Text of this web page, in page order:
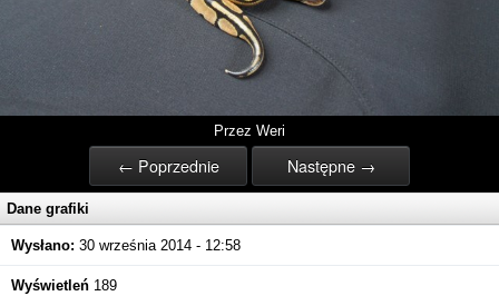
Przez Weri
← Poprzednie Następne →
Dane grafiki
Wysłano: 30 września 2014 - 12:58
Wyświetleń 189